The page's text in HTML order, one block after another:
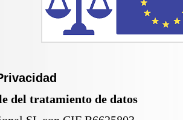
del tratamiento de datos